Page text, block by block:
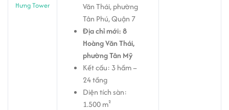
Hưng Tower
Văn Thái, phường
Tân Phú, Quận 7
Địa chỉ mới: 8
Hoàng Văn Thái,
phường Tân Mỹ
Kết cấu: 3 hầm –
24 tầng
Diện tích sàn:
1.500 m²